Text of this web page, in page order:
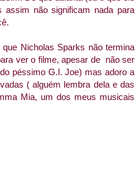
não significam nada para
Nicholas Sparks não termina
ver o filme, apesar de não ser
péssimo G.I. Joe) mas adoro a
( alguém lembra dela e das
Mia, um dos meus musicais